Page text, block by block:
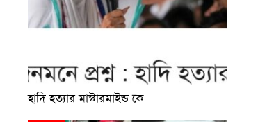
হাদি হত্যার মাস্টারমাইন্ড কে